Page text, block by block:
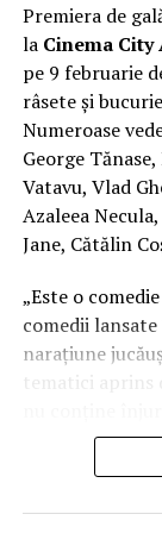
(costume).
Mai multe
film și
paginile social
Instagram,
„În Pielea
PICTURES.
Producător
Producător
Manager
Realizat cu
Co-finanțatori:
Premiera de
la Cinema
pe 9 februarie
râsete și
Numeroase
George
Vatavu, Vlad
Azaleea
Jane, Cătălin
„Este o
comedii
narațiune
tematici
din viața
Decu, propune